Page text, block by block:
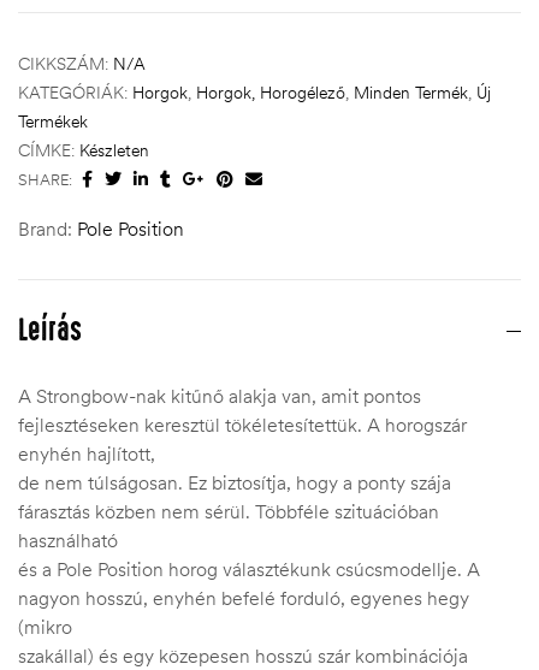
CIKKSZÁM: N/A
KATEGÓRIÁK: Horgok, Horgok, Horogélező, Minden Termék, Új
Termékek
CÍMKE: Készleten
SHARE:
Brand: Pole Position
Leírás
A Strongbow-nak kitűnő alakja van, amit pontos
fejlesztéseken keresztül tökéletesítettük. A horogszár
enyhén hajlított,
de nem túlságosan. Ez biztosítja, hogy a ponty szája
fárasztás közben nem sérül. Többféle szituációban
használható
és a Pole Position horog választékunk csúcsmodellje. A
nagyon hosszú, enyhén befelé forduló, egyenes hegy
(mikro
szakállal) és egy közepesen hosszú szár kombinációja